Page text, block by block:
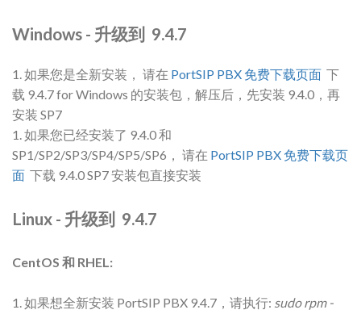
Windows - 升级到 9.4.7
1. 如果您是全新安装， 请在 PortSIP PBX 免费下载页面 下
载 9.4.7 for Windows 的安装包，解压后，先安装 9.4.0，再
安装 SP7
1. 如果您已经安装了 9.4.0 和
SP1/SP2/SP3/SP4/SP5/SP6， 请在 PortSIP PBX 免费下载页
面 下载 9.4.0 SP7 安装包直接安装
Linux - 升级到 9.4.7
CentOS 和 RHEL:
1. 如果想全新安装 PortSIP PBX 9.4.7，请执行: sudo rpm -